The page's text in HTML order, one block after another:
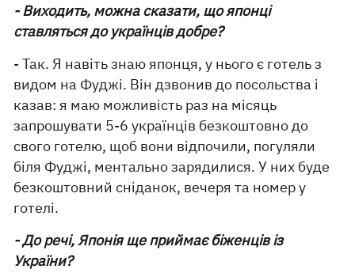
- Виходить, можна сказати, що японці
ставляться до українців добре?
- Так. Я навіть знаю японця, у нього є готель з
видом на Фуджі. Він дзвонив до посольства і
казав: я маю можливість раз на місяць
запрошувати 5-6 українців безкоштовно до
свого готелю, щоб вони відпочили, погуляли
біля Фуджі, ментально зарядилися. У них буде
безкоштовний сніданок, вечеря та номер у
готелі.
- До речі, Японія ще приймає біженців із
України?